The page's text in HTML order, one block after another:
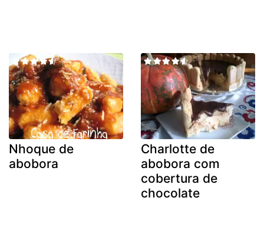
Nhoque de
abobora
Charlotte de
abobora com
cobertura de
chocolate